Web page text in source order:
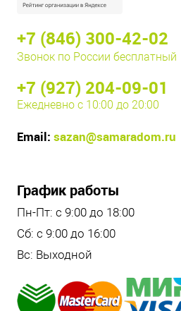
+7 (846) 300-42-02
Звонок по России бесплатный
+7 (927) 204-09-01
Ежедневно с 10:00 до 20:00
Email: sazan@samaradom.ru
График работы
Пн-Пт: с 9:00 до 18:00
Сб: с 9:00 до 16:00
Вс: Выходной